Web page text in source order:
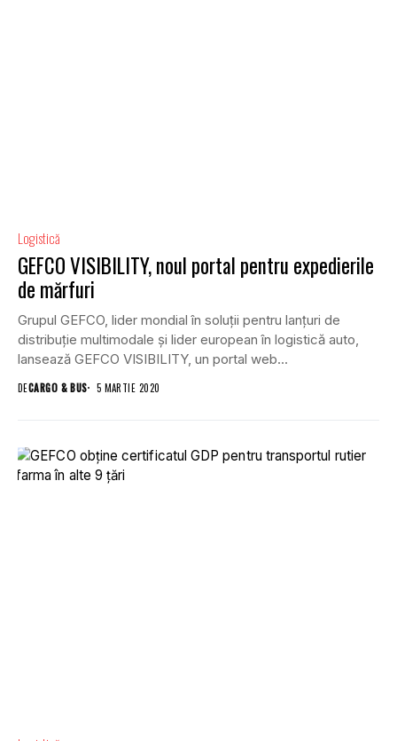
Logistică
GEFCO VISIBILITY, noul portal pentru expedierile
de mărfuri
Grupul GEFCO, lider mondial în soluții pentru lanțuri de
distribuție multimodale și lider european în logistică auto,
lansează GEFCO VISIBILITY, un portal web...
DECARGO & BUS 5 MARTIE 2020